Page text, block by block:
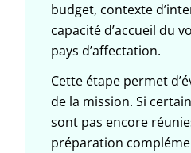
budget, contexte
capacité d’accueil du
pays d’affectation.
Cette étape permet
de la mission. Si
sont pas encore
préparation